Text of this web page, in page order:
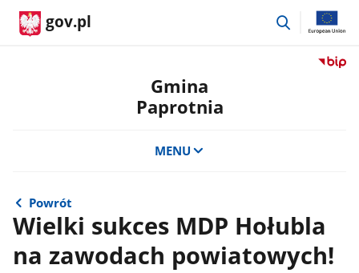
gov.pl
przejdź
Przejdź
Gmina
Paprotnia
MENU
Powrót
Wielki sukces MDP Hołubla
na zawodach powiatowych!